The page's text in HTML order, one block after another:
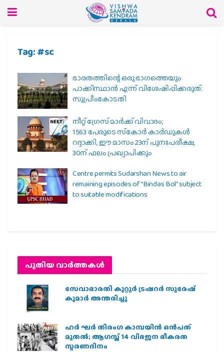
Tag:#sc
ഭാരതത്തിന്റെ ഒരു ഭാഗത്തെയും
പാക്കിസ്ഥാൻ എന്ന് വിശേഷിപ്പിക്കരുത്:
സുപ്രീംകോടതി
നീറ്റ് ഗ്രേസ് മാർക്ക് വിവാദം;
1563 പേരുടെ സ്‌കോർ കാർഡുകൾ
റദ്ദാക്കി, ഈ മാസം 23ന് പുനഃപരീക്ഷ,
30ന് ഫലം പ്രഖ്യാപിക്കും
Centre permits Sudarshan News to air
remaining episodes of “Bindas Bol” subject
to suitable modifications
പുതിയ വാര്‍ത്തകള്‍
സേവാഭാരതി കുറ്റൂർ ട്രഷറർ സുരേഷ്
കുമാർ അന്തരിച്ചു
ഹര്‍ ഘര്‍ തിരംഗ കാമ്പയിന്‍ ഒന്‍പത്
മുതല്‍; ആഗസ്ത് 14 വിഭജന ഭീകരത
സ്മരണദിനം